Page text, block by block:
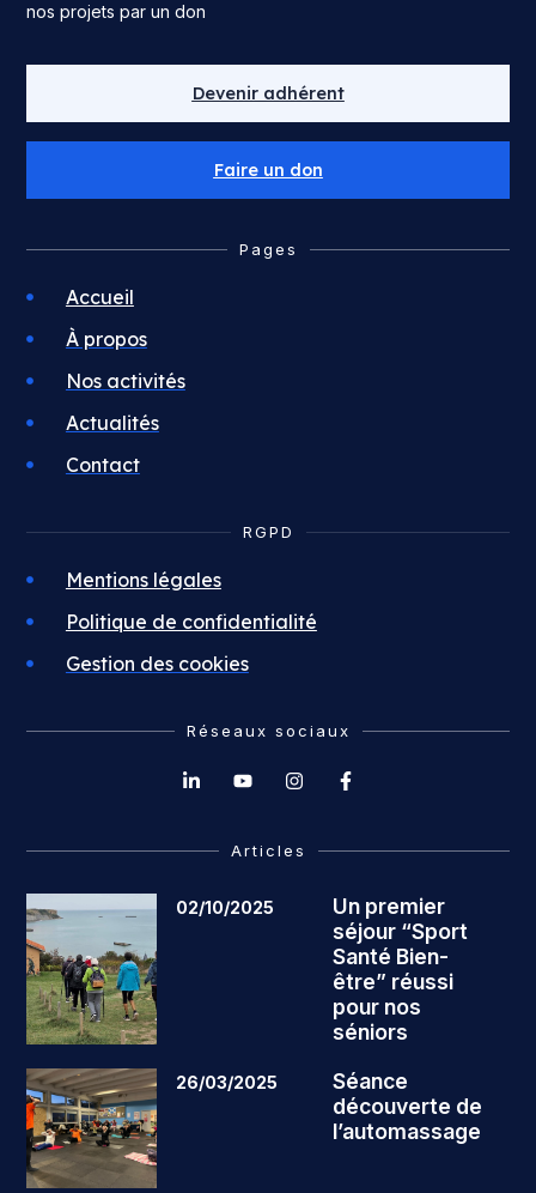
nos projets par un don
Devenir adhérent
Faire un don
Pages
Accueil
À propos
Nos activités
Actualités
Contact
RGPD
Mentions légales
Politique de confidentialité
Gestion des cookies
Réseaux sociaux
Articles
02/10/2025
Un premier
séjour “Sport
Santé Bien-
être” réussi
pour nos
séniors
26/03/2025
Séance
découverte de
l’automassage